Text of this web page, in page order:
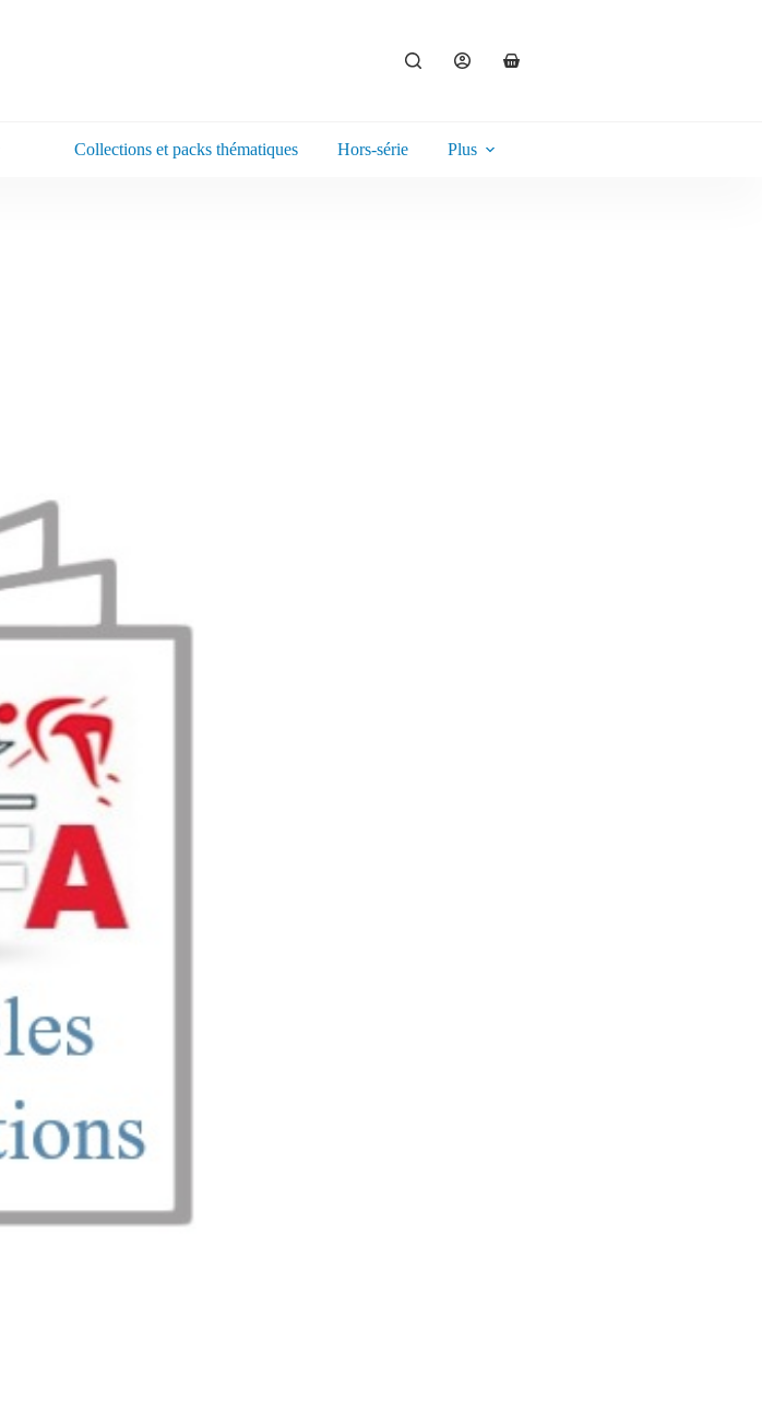
Collections et packs thématiques Hors-série Plus